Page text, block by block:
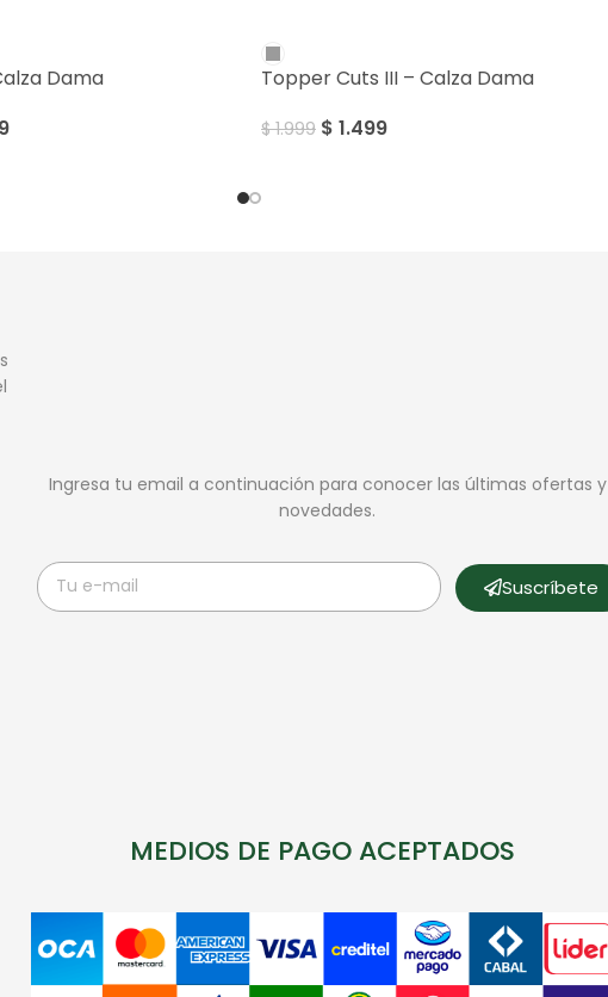
Dama Topper Cuts III – Calza Dama
$1.999 $ 1.499
Ingresa tu email a continuación para conocer las últimas ofertas y
novedades.
Suscríbete
MEDIOS DE PAGO ACEPTADOS